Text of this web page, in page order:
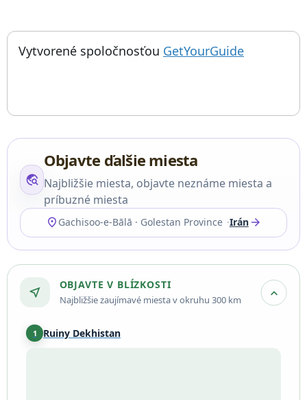
Vytvorené spoločnosťou GetYourGuide; otvorí sa
travel_explore
Objavte ďalšie miesta
Najbližšie miesta, objavte neznáme miesta a
príbuzné miesta
location_on Gachisoo-e-Bālā · Golestan Province Irán arrow_forward
near_me
OBJAVTE V BLÍZKOSTI
Najbližšie zaujímavé miesta v okruhu 300 km expand_more
1 Ruiny Dekhistan